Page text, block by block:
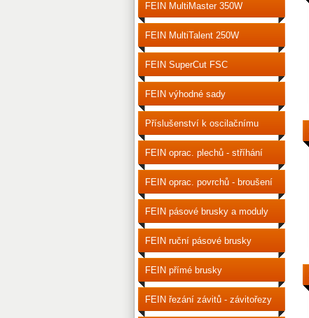
FEIN MultiMaster 350W
FEIN MultiTalent 250W
FEIN SuperCut FSC
FEIN výhodné sady
příslušenství
Příslušenství k oscilačnímu
nářadí
FEIN oprac. plechů - stříhání
FEIN oprac. povrchů - broušení
a leštění
FEIN pásové brusky a moduly
FEIN ruční pásové brusky
FEIN přímé brusky
FEIN řezání závitů - závitořezy